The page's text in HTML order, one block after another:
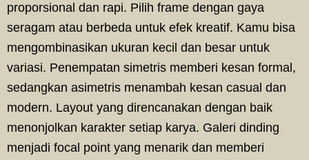
proporsional dan rapi. Pilih frame dengan gaya
seragam atau berbeda untuk efek kreatif. Kamu bisa
mengombinasikan ukuran kecil dan besar untuk
variasi. Penempatan simetris memberi kesan formal,
sedangkan asimetris menambah kesan casual dan
modern. Layout yang direncanakan dengan baik
menonjolkan karakter setiap karya. Galeri dinding
menjadi focal point yang menarik dan memberi